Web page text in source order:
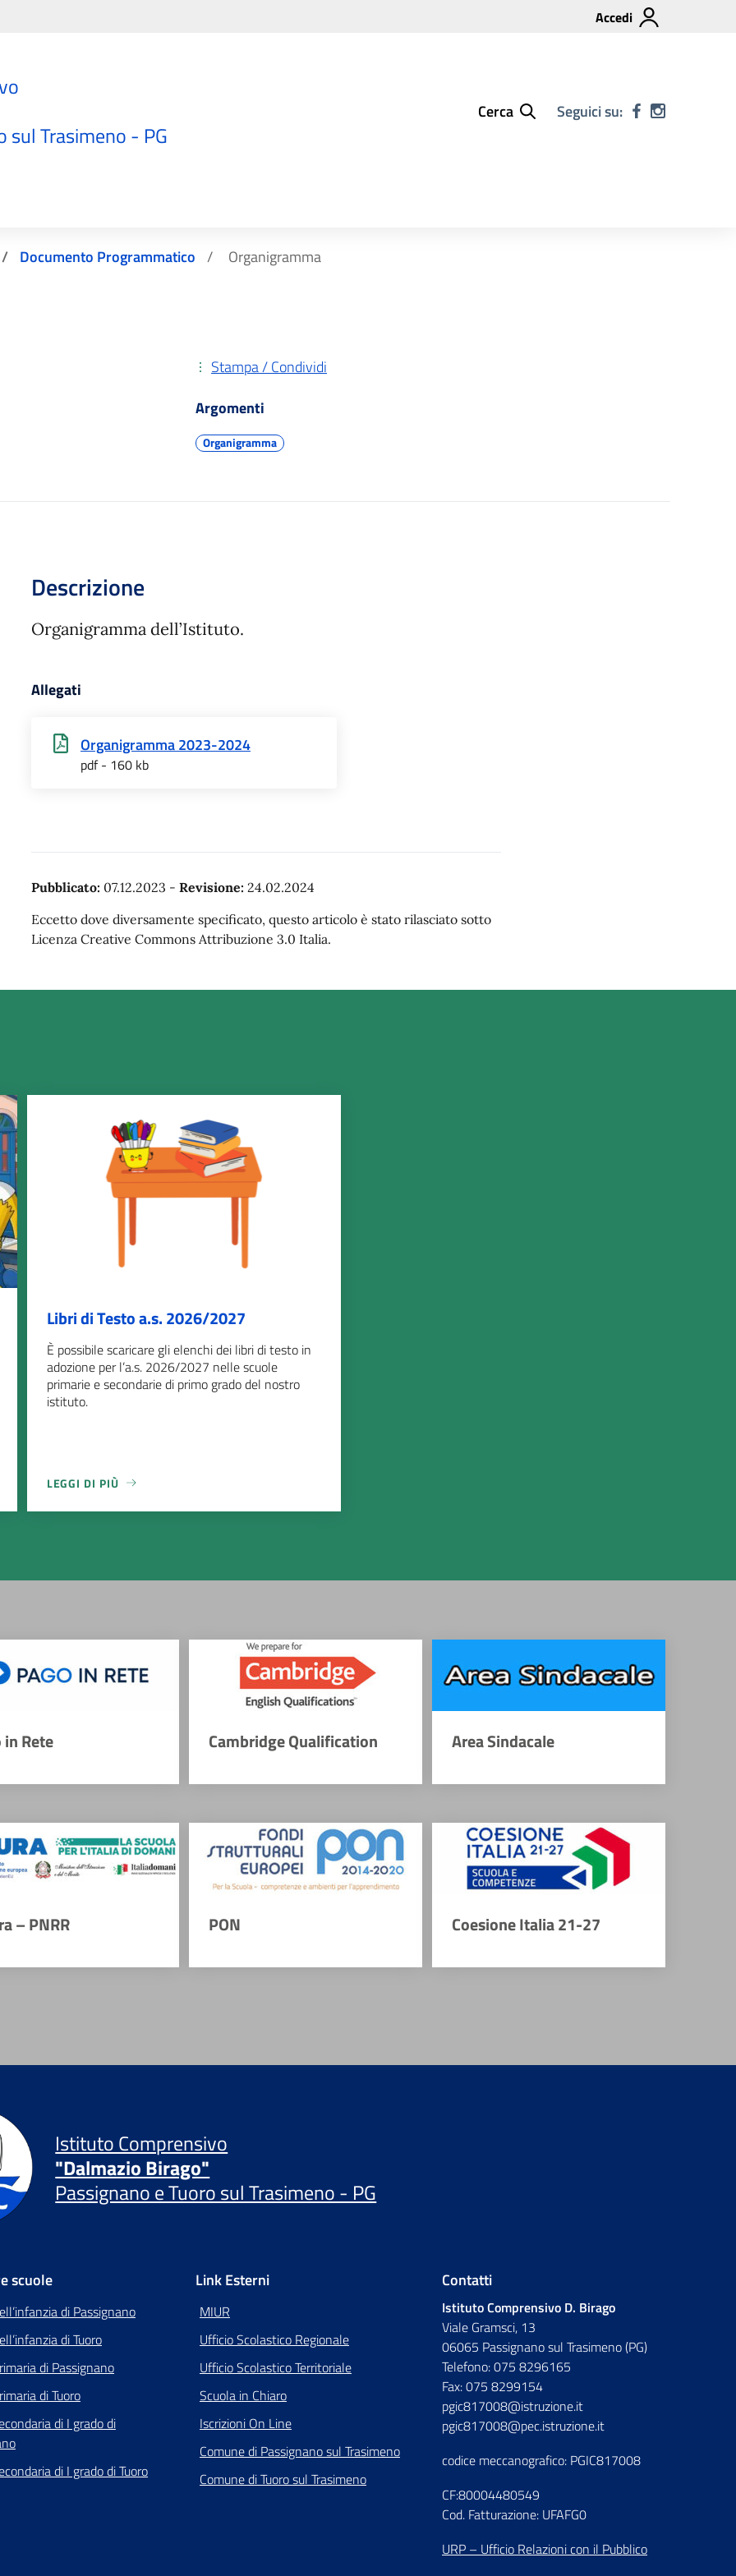
Accedi
sul Trasimeno - PG
Cerca Seguici su:
Documento Programmatico Organigramma
Stampa / Condividi
Argomenti
Organigramma
Descrizione
Organigramma dell’Istituto.
Allegati
Organigramma 2023-2024
pdf - 160 kb
Pubblicato: 07.12.2023 - Revisione: 24.02.2024
Eccetto dove diversamente specificato, questo articolo è stato rilasciato sotto
Licenza Creative Commons Attribuzione 3.0 Italia.
Libri di Testo a.s. 2026/2027
È possibile scaricare gli elenchi dei libri di testo in
adozione per l’a.s. 2026/2027 nelle scuole
primarie e secondarie di primo grado del nostro
istituto.
LEGGI DI PIÙ
Rete Cambridge Qualification Area Sindacale
– PNRR PON Coesione Italia 21-27
Istituto Comprensivo
"Dalmazio Birago"
Passignano e Tuoro sul Trasimeno - PG
scuole
di Passignano
di Tuoro
di Passignano
di Tuoro
di I grado di
di I grado di Tuoro
Link Esterni
MIUR
Ufficio Scolastico Regionale
Ufficio Scolastico Territoriale
Scuola in Chiaro
Iscrizioni On Line
Comune di Passignano sul Trasimeno
Comune di Tuoro sul Trasimeno
Contatti
Istituto Comprensivo D. Birago
Viale Gramsci, 13
06065 Passignano sul Trasimeno (PG)
Telefono: 075 8296165
Fax: 075 8299154
pgic817008@istruzione.it
pgic817008@pec.istruzione.it
codice meccanografico: PGIC817008
CF:80004480549
Cod. Fatturazione: UFAFG0
URP – Ufficio Relazioni con il Pubblico